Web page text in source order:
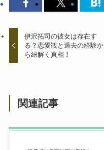
伊沢拓司の彼女は存在す
る？恋愛観と過去の経験か
ら紐解く真相！
関連記事